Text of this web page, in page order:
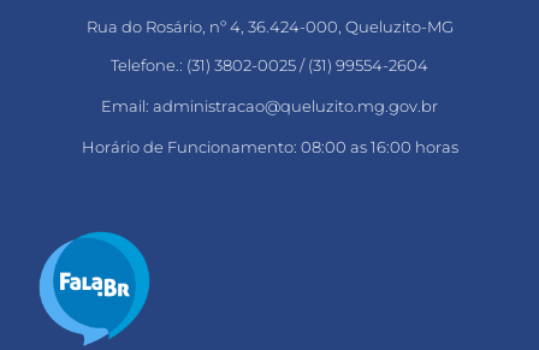
Rua do Rosário, nº 4, 36.424-000, Queluzito-MG
Telefone.: (31) 3802-0025 / (31) 99554-2604
Email: administracao@queluzito.mg.gov.br
Horário de Funcionamento: 08:00 as 16:00 horas